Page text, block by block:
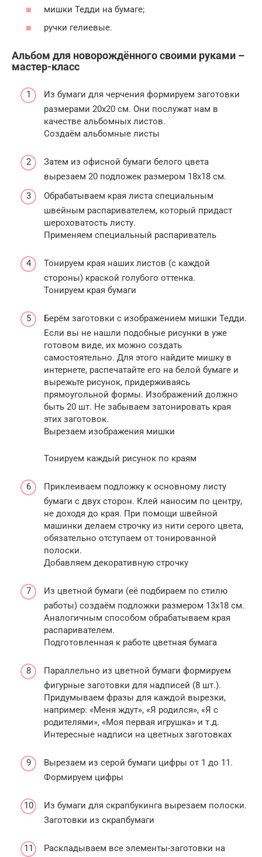
мишки Тедди на бумаге;
ручки гелиевые.
Альбом для новорождённого своими руками –
мастер-класс
Из бумаги для черчения формируем заготовки
размерами 20х20 см. Они послужат нам в
качестве альбомных листов.
Создаём альбомные листы
Затем из офисной бумаги белого цвета
вырезаем 20 подложек размером 18х18 см.
Обрабатываем края листа специальным
швейным распаривателем, который придаст
шероховатость листу.
Применяем специальный распариватель
Тонируем края наших листов (с каждой
стороны) краской голубого оттенка.
Тонируем края бумаги
Берём заготовки с изображением мишки Тедди.
Если вы не нашли подобные рисунки в уже
готовом виде, их можно создать
самостоятельно. Для этого найдите мишку в
интернете, распечатайте его на белой бумаге и
вырежьте рисунок, придерживаясь
прямоугольной формы. Изображений должно
быть 20 шт. Не забываем затонировать края
этих заготовок.
Вырезаем изображения мишки
Тонируем каждый рисунок по краям
Приклеиваем подложку к основному листу
бумаги с двух сторон. Клей наносим по центру,
не доходя до края. При помощи швейной
машинки делаем строчку из нити серого цвета,
обязательно отступаем от тонированной
полоски.
Добавляем декоративную строчку
Из цветной бумаги (её подбираем по стилю
работы) создаём подложки размером 13х18 см.
Аналогичным способом обрабатываем края
распаривателем.
Подготовленная к работе цветная бумага
Параллельно из цветной бумаги формируем
фигурные заготовки для надписей (8 шт.).
Придумываем фразы для каждой вырезки,
например: «Меня ждут», «Я родился», «Я с
родителями», «Моя первая игрушка» и т.д.
Интересные надписи на цветных заготовках
Вырезаем из серой бумаги цифры от 1 до 11.
Формируем цифры
Из бумаги для скрапбукинга вырезаем полоски.
Заготовки из скрапбумаги
Раскладываем все элементы-заготовки на